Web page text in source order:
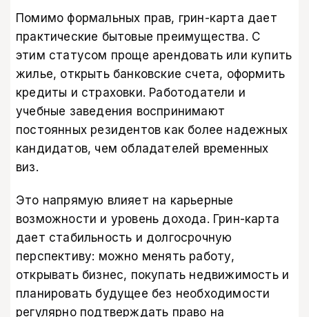
Помимо формальных прав, грин-карта дает
практические бытовые преимущества. С
этим статусом проще арендовать или купить
жилье, открыть банковские счета, оформить
кредиты и страховки. Работодатели и
учебные заведения воспринимают
постоянных резидентов как более надежных
кандидатов, чем обладателей временных
виз.
Это напрямую влияет на карьерные
возможности и уровень дохода. Грин-карта
дает стабильность и долгосрочную
перспективу: можно менять работу,
открывать бизнес, покупать недвижимость и
планировать будущее без необходимости
регулярно подтверждать право на